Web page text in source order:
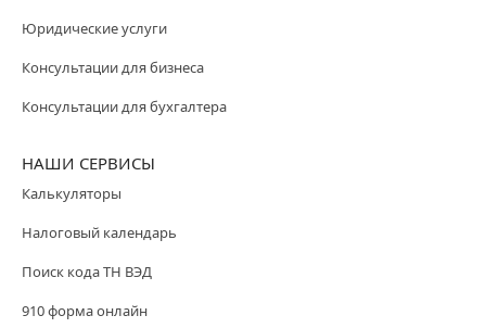
Юридические услуги
Консультации для бизнеса
Консультации для бухгалтера
НАШИ СЕРВИСЫ
Калькуляторы
Налоговый календарь
Поиск кода ТН ВЭД
910 форма онлайн